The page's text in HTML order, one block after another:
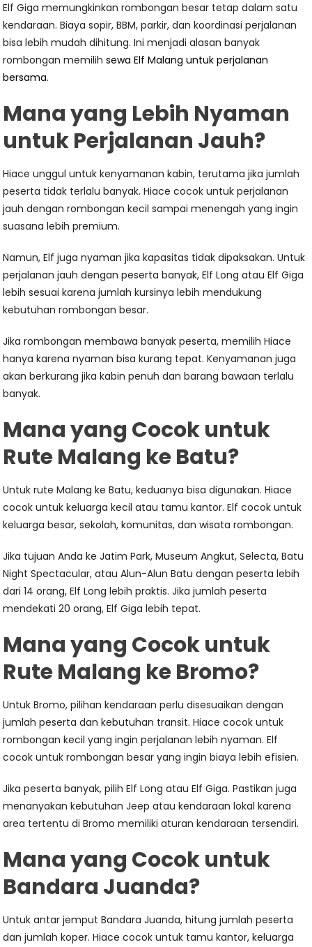
Elf Giga memungkinkan rombongan besar tetap dalam satu
kendaraan. Biaya sopir, BBM, parkir, dan koordinasi perjalanan
bisa lebih mudah dihitung. Ini menjadi alasan banyak
rombongan memilihsewa Elf Malang untuk perjalanan
bersama.
Mana yang Lebih Nyaman
untuk Perjalanan Jauh?
Hiace unggul untuk kenyamanan kabin, terutama jika jumlah
peserta tidak terlalu banyak. Hiace cocok untuk perjalanan
jauh dengan rombongan kecil sampai menengah yang ingin
suasana lebih premium.
Namun, Elf juga nyaman jika kapasitas tidak dipaksakan. Untuk
perjalanan jauh dengan peserta banyak, Elf Long atau Elf Giga
lebih sesuai karena jumlah kursinya lebih mendukung
kebutuhan rombongan besar.
Jika rombongan membawa banyak peserta, memilih Hiace
hanya karena nyaman bisa kurang tepat. Kenyamanan juga
akan berkurang jika kabin penuh dan barang bawaan terlalu
banyak.
Mana yang Cocok untuk
Rute Malang ke Batu?
Untuk rute Malang ke Batu, keduanya bisa digunakan. Hiace
cocok untuk keluarga kecil atau tamu kantor. Elf cocok untuk
keluarga besar, sekolah, komunitas, dan wisata rombongan.
Jika tujuan Anda ke Jatim Park, Museum Angkut, Selecta, Batu
Night Spectacular, atau Alun-Alun Batu dengan peserta lebih
dari 14 orang, Elf Long lebih praktis. Jika jumlah peserta
mendekati 20 orang, Elf Giga lebih tepat.
Mana yang Cocok untuk
Rute Malang ke Bromo?
Untuk Bromo, pilihan kendaraan perlu disesuaikan dengan
jumlah peserta dan kebutuhan transit. Hiace cocok untuk
rombongan kecil yang ingin perjalanan lebih nyaman. Elf
cocok untuk rombongan besar yang ingin biaya lebih efisien.
Jika peserta banyak, pilih Elf Long atau Elf Giga. Pastikan juga
menanyakan kebutuhan Jeep atau kendaraan lokal karena
area tertentu di Bromo memiliki aturan kendaraan tersendiri.
Mana yang Cocok untuk
Bandara Juanda?
Untuk antar jemput Bandara Juanda, hitung jumlah peserta
dan jumlah koper. Hiace cocok untuk tamu kantor, keluarga